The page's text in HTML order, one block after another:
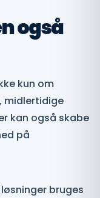
også
kun om
midlertidige
kan også skabe
på
bruges